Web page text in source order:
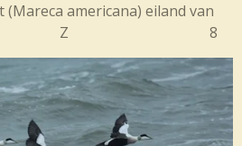
(Mareca americana) eiland van
9-2013. Z 8